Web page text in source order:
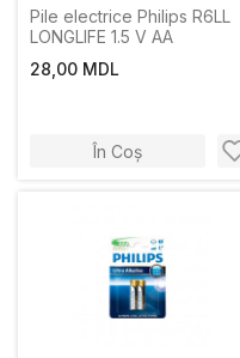
Pile electrice Philips R6LL
LONGLIFE 1.5 V AA
28,00 MDL
În Coș